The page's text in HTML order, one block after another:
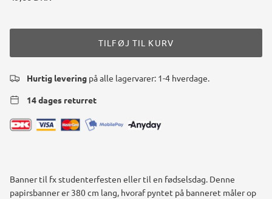
TILFØJ TIL KURV
Hurtig levering på alle lagervarer: 1-4 hverdage.
14 dages returret
Banner til fx studenterfesten eller til en fødselsdag. Denne
papirsbanner er 380 cm lang, hvoraf pyntet på banneret måler op